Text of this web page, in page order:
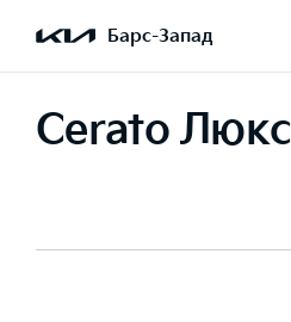
Барс-Запад
Cerato Люкс